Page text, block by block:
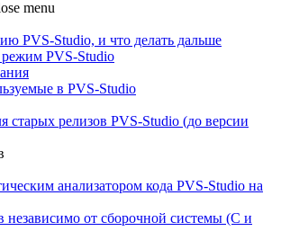
PVS-Studio, и что делать дальше
PVS-Studio
в PVS-Studio
старых релизов PVS-Studio (до версии
анализатором кода PVS-Studio на
независимо от сборочной системы (C и